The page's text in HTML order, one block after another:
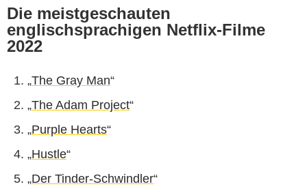
Die meistgeschauten
englischsprachigen Netflix-Filme
2022
„The Gray Man“
„The Adam Project“
„Purple Hearts“
„Hustle“
„Der Tinder-Schwindler“